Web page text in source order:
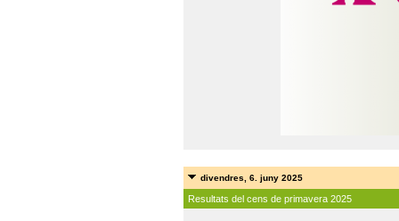
divendres, 6. juny 2025
Resultats del cens de primavera 2025